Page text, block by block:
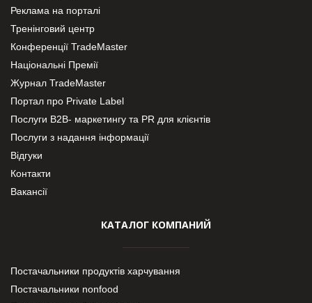
Реклама на порталі
Тренінговий центр
Конференції TradeMaster
Національні Премії
Журнал TradeMaster
Портал про Private Label
Послуги В2В- маркетингу та PR для клієнтів
Послуги з надання інформації
Відгуки
Контакти
Вакансії
КАТАЛОГ КОМПАНИЙ
Постачальники продуктів харчування
Постачальники nonfood